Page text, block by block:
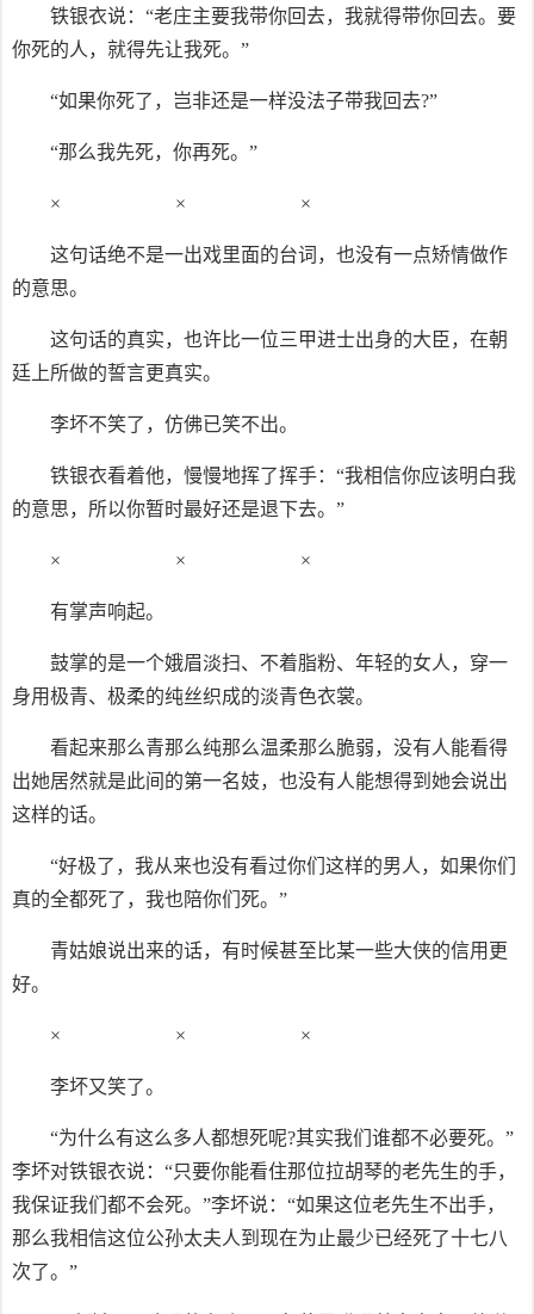
铁银衣说：“老庄主要我带你回去，我就得带你回去。要
你死的人，就得先让我死。”
“如果你死了，岂非还是一样没法子带我回去?”
“那么我先死，你再死。”
× × ×
这句话绝不是一出戏里面的台词，也没有一点矫情做作
的意思。
这句话的真实，也许比一位三甲进士出身的大臣，在朝
廷上所做的誓言更真实。
李坏不笑了，仿佛已笑不出。
铁银衣看着他，慢慢地挥了挥手：“我相信你应该明白我
的意思，所以你暂时最好还是退下去。”
× × ×
有掌声响起。
鼓掌的是一个娥眉淡扫、不着脂粉、年轻的女人，穿一
身用极青、极柔的纯丝织成的淡青色衣裳。
看起来那么青那么纯那么温柔那么脆弱，没有人能看得
出她居然就是此间的第一名妓，也没有人能想得到她会说出
这样的话。
“好极了，我从来也没有看过你们这样的男人，如果你们
真的全都死了，我也陪你们死。”
青姑娘说出来的话，有时候甚至比某一些大侠的信用更
好。
× × ×
李坏又笑了。
“为什么有这么多人都想死呢?其实我们谁都不必要死。”
李坏对铁银衣说：“只要你能看住那位拉胡琴的老先生的手，
我保证我们都不会死。”李坏说：“如果这位老先生不出手，
那么我相信这位公孙太夫人到现在为止最少已经死了十七八
次了。”